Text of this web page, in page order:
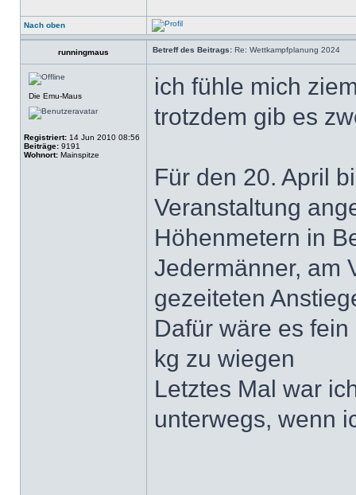
Nach oben
runningmaus Betreff des Beitrags: Re: Wettkampfplanung 2024
Die Emu-Maus
Registriert: 14 Jun 2010 08:56
Beiträge: 9191
Wohnort: Mainspitze
ich fühle mich
trotzdem gib es
Für den 20. April
Veranstaltung
Höhenmetern in
Jedermänner, am
gezeiteten
Dafür wäre es
kg zu wiegen
Letztes Mal war
unterwegs, wenn